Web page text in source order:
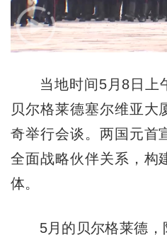
当地时间5月8日上
贝尔格莱德塞尔维亚大
奇举行会谈。两国元首
全面战略伙伴关系，构
体。
5月的贝尔格莱德，